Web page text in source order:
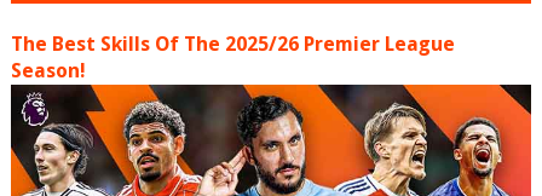
The Best Skills Of The 2025/26 Premier League
Season!